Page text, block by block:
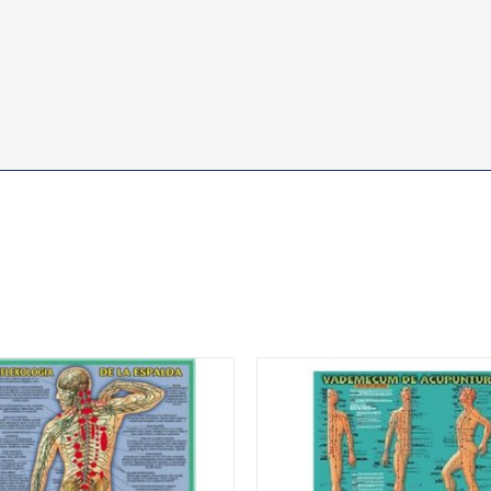
DE LA
no incluído
VADEMECUM DE
ACUPUNTURA
IVA no incluído